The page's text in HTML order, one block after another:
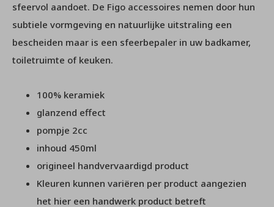
sfeervol aandoet. De Figo accessoires nemen door hun
subtiele vormgeving en natuurlijke uitstraling een
bescheiden maar is een sfeerbepaler in uw badkamer,
toiletruimte of keuken.
100% keramiek
glanzend effect
pompje 2cc
inhoud 450ml
origineel handvervaardigd product
Kleuren kunnen variëren per product aangezien
het hier een handwerk product betreft